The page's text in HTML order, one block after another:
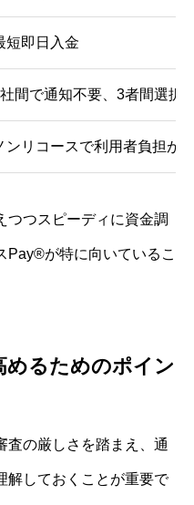
短即日入金
間で通知不要、3者間選択
ンリコースで利用者負担が
つつスピーディに資金調
Pay®が特に向いているこ
めるためのポイン
査の厳しさを踏まえ、通
解しておくことが重要で